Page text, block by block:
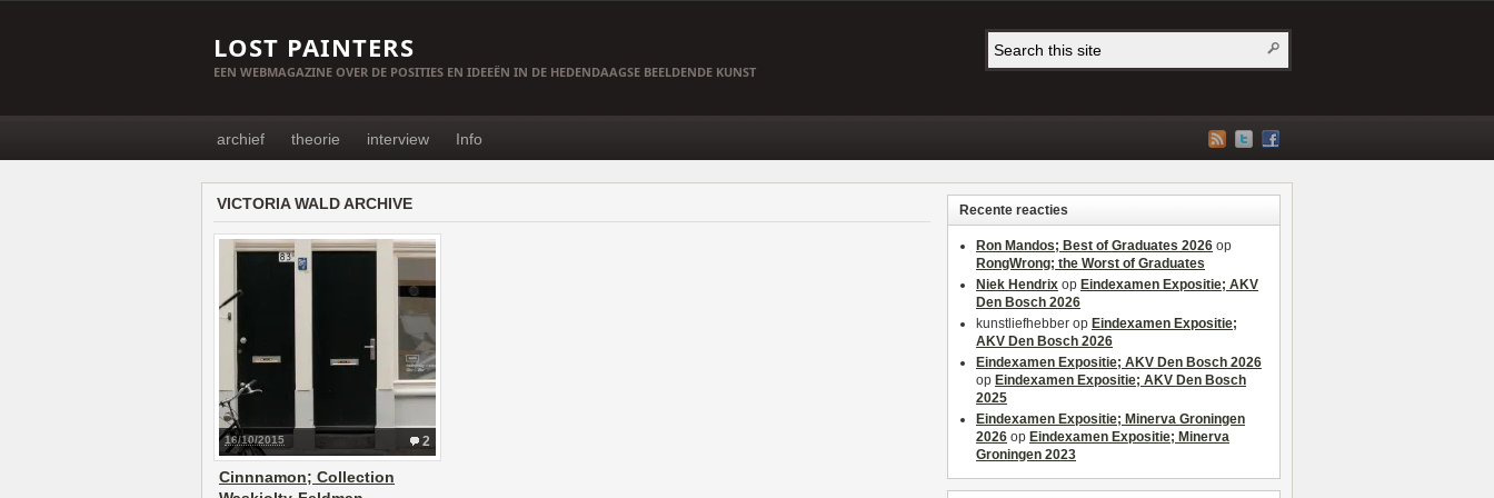
LOST PAINTERS
EEN WEBMAGAZINE OVER DE POSITIES EN IDEEËN IN DE HEDENDAAGSE BEELDENDE KUNST
archief theorie interview Info
VICTORIA WALD ARCHIVE
2
16/10/2015
Cinnnamon; Collection
Recente reacties
Ron Mandos; Best of Graduates 2026 op
RongWrong; the Worst of Graduates
Niek Hendrix op Eindexamen Expositie; AKV
Den Bosch 2026
kunstliefhebber op Eindexamen Expositie;
AKV Den Bosch 2026
Eindexamen Expositie; AKV Den Bosch 2026
op Eindexamen Expositie; AKV Den Bosch
2025
Eindexamen Expositie; Minerva Groningen
2026 op Eindexamen Expositie; Minerva
Groningen 2023